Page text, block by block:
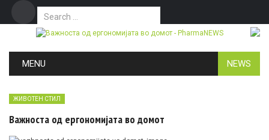
Search for:
MENU NEWS
ЖИВОТЕН СТИЛ
Важноста од ергономијата во домот